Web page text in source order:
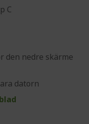
C
den nedre skärme
datorn